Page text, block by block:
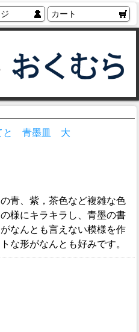
カート
と 青墨皿 大
青、紫，茶色など複雑な色
様にキラキラし、青墨の書
なんとも言えない模様を作
な形がなんとも好みです。